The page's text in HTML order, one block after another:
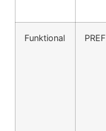
Funktional PREF